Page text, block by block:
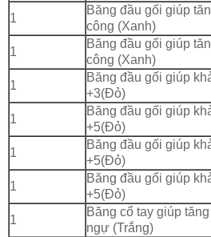
1
Băng đầu gối giúp
công (Xanh)
1
Băng đầu gối giúp
công (Xanh)
1
Băng đầu gối giúp
+3(Đỏ)
1
Băng đầu gối giúp
+5(Đỏ)
1
Băng đầu gối giúp
+5(Đỏ)
1
Băng đầu gối giúp
+5(Đỏ)
1
Băng cổ tay giúp
ngự (Trắng)